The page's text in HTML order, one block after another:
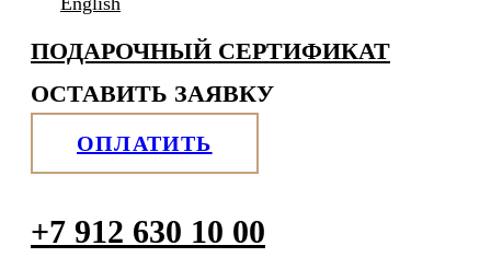
ПОДАРОЧНЫЙ СЕРТИФИКАТ
ОСТАВИТЬ ЗАЯВКУ
ОПЛАТИТЬ
+7 912 630 10 00